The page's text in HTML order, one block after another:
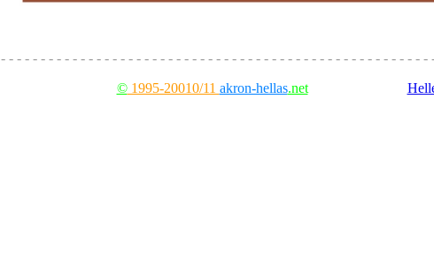
- - - - - - - - - - - - - - - - - - - - - - - - - - - - - - - - - - - - - - - - - - - - - - - - - - - - -
©1995-20010/11 akron-hellas.net